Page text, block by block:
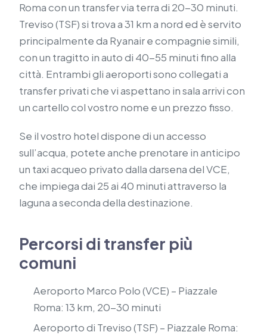
Roma con un transfer via terra di 20-30 minuti.
Treviso (TSF) si trova a 31 km a nord ed è servito
principalmente da Ryanair e compagnie simili,
con un tragitto in auto di 40-55 minuti fino alla
città. Entrambi gli aeroporti sono collegati a
transfer privati che vi aspettano in sala arrivi con
un cartello col vostro nome e un prezzo fisso.
Se il vostro hotel dispone di un accesso
sull’acqua, potete anche prenotare in anticipo
un taxi acqueo privato dalla darsena del VCE,
che impiega dai 25 ai 40 minuti attraverso la
laguna a seconda della destinazione.
Percorsi di transfer più
comuni
Aeroporto Marco Polo (VCE) – Piazzale
Roma: 13 km, 20-30 minuti
Aeroporto di Treviso (TSF) – Piazzale Roma: